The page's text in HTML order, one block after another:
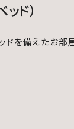
ド）
ドを備えたお部